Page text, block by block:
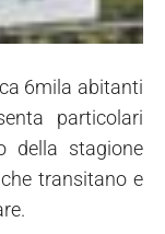
6mila abitanti
particolari
della stagione
transitano e